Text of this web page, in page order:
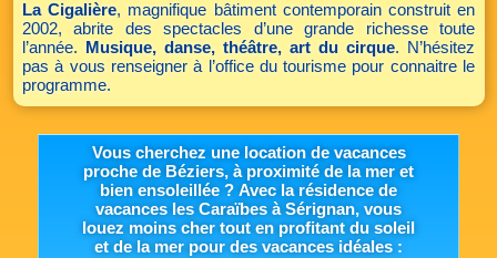
La Cigalière, magnifique bâtiment contemporain construit en
2002, abrite des spectacles d’une grande richesse toute
l’année.
Musique, danse, théâtre, art du cirque. N’hésitez
pas à vous renseigner à l’office du tourisme pour connaitre le
programme.
Vous cherchez une location de vacances
proche de Béziers, à proximité de la mer et
bien ensoleillée ? Avec la résidence de
vacances les Caraïbes à Sérignan, vous
louez moins cher tout en profitant du soleil
et de la mer pour des vacances idéales :